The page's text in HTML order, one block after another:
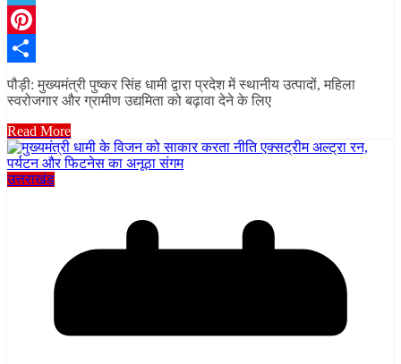
Telegram
Pinterest
Share
पौड़ी: मुख्यमंत्री पुष्कर सिंह धामी द्वारा प्रदेश में स्थानीय उत्पादों, महिला
स्वरोजगार और ग्रामीण उद्यमिता को बढ़ावा देने के लिए
Read More
उत्तराखंड